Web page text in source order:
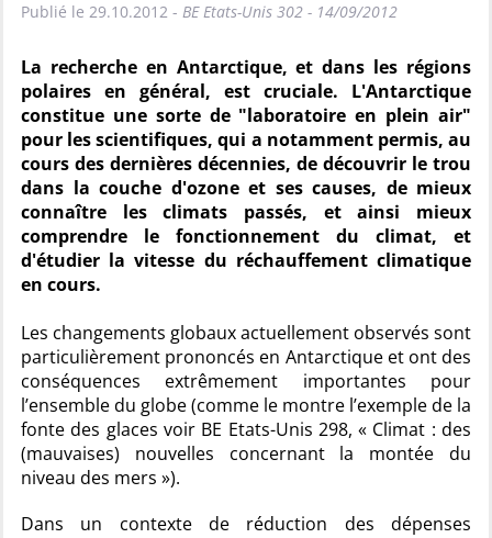
Publié le 29.10.2012 - BE Etats-Unis 302 - 14/09/2012
La recherche en Antarctique, et dans les régions
polaires en général, est cruciale. L'Antarctique
constitue une sorte de "laboratoire en plein air"
pour les scientifiques, qui a notamment permis, au
cours des dernières décennies, de découvrir le trou
dans la couche d'ozone et ses causes, de mieux
connaître les climats passés, et ainsi mieux
comprendre le fonctionnement du climat, et
d'étudier la vitesse du réchauffement climatique
en cours.
Les changements globaux actuellement observés sont
particulièrement prononcés en Antarctique et ont des
conséquences extrêmement importantes pour
l’ensemble du globe (comme le montre l’exemple de la
fonte des glaces voir BE Etats-Unis 298, « Climat : des
(mauvaises) nouvelles concernant la montée du
niveau des mers »).
Dans un contexte de réduction des dépenses